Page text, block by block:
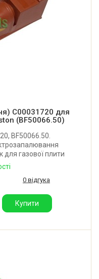
C00031720 для
(BF50066.50)
BF50066.50.
для газової плити
Zanussi та інших.
0 відгука
Купити